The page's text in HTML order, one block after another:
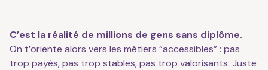
C’est la réalité de millions de gens sans diplôme.
On t’oriente alors vers les métiers “accessibles” : pas
trop payés, pas trop stables, pas trop valorisants. Juste